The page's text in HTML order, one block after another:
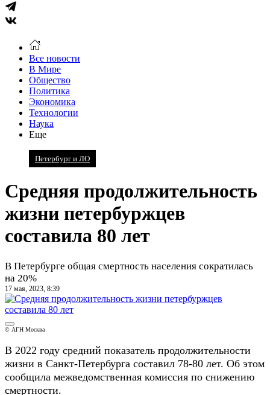
Все новости
В Мире
Общество
Политика
Экономика
Технологии
Наука
Еще
Петербург и ЛО
Средняя продолжительность
жизни петербуржцев
составила 80 лет
В Петербурге общая смертность населения сократилась
на 20%
17 мая, 2023, 8:39
© АГН Москва
В 2022 году средний показатель продолжительности
жизни в Санкт-Петербурга составил 78-80 лет. Об этом
сообщила межведомственная комиссия по снижению
смертности.